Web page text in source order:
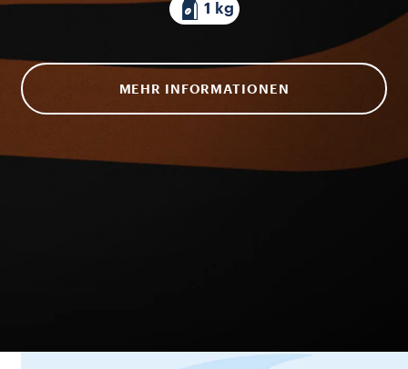
1 kg
MEHR INFORMATIONEN